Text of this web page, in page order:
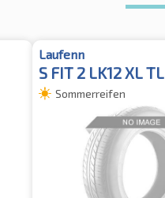
Laufenn
S FIT 2 LK12 XL TL
Sommerreifen